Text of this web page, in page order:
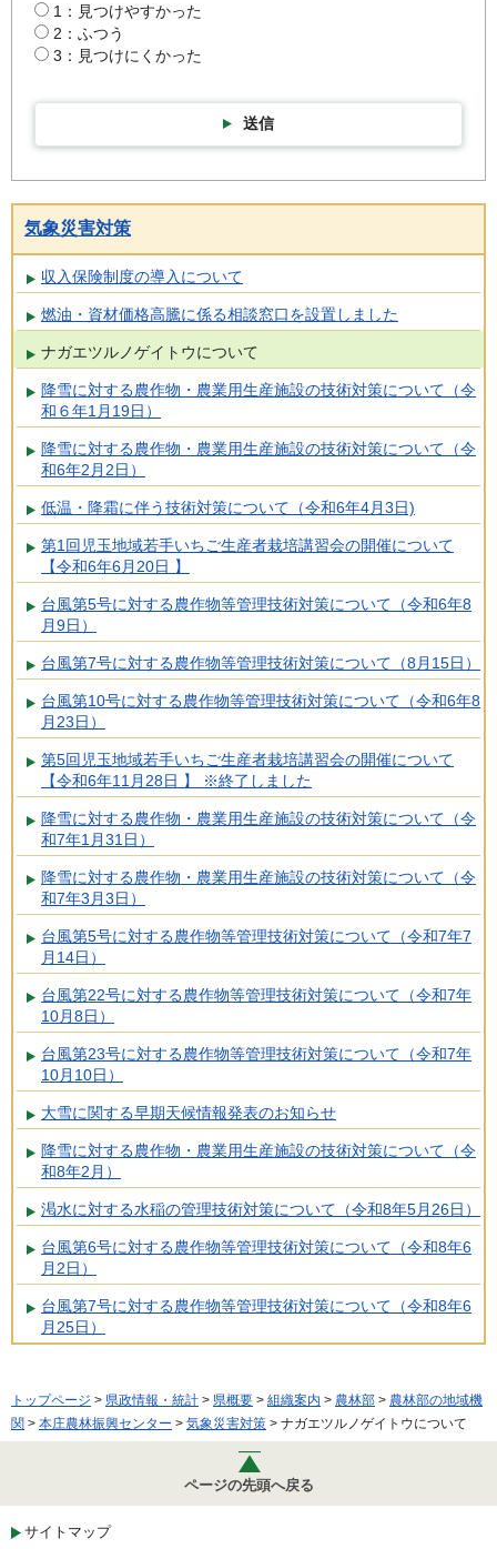
1：見つけやすかった
2：ふつう
3：見つけにくかった
送信
気象災害対策
収入保険制度の導入について
燃油・資材価格高騰に係る相談窓口を設置しました
ナガエツルノゲイトウについて
降雪に対する農作物・農業用生産施設の技術対策について（令
和６年1月19日）
降雪に対する農作物・農業用生産施設の技術対策について（令
和6年2月2日）
低温・降霜に伴う技術対策について（令和6年4月3日)
第1回児玉地域若手いちご生産者栽培講習会の開催について
【令和6年6月20日 】
台風第5号に対する農作物等管理技術対策について（令和6年8
月9日）
台風第7号に対する農作物等管理技術対策について（8月15日）
台風第10号に対する農作物等管理技術対策について（令和6年8
月23日）
第5回児玉地域若手いちご生産者栽培講習会の開催について
【令和6年11月28日 】 ※終了しました
降雪に対する農作物・農業用生産施設の技術対策について（令
和7年1月31日）
降雪に対する農作物・農業用生産施設の技術対策について（令
和7年3月3日）
台風第5号に対する農作物等管理技術対策について（令和7年7
月14日）
台風第22号に対する農作物等管理技術対策について（令和7年
10月8日）
台風第23号に対する農作物等管理技術対策について（令和7年
10月10日）
大雪に関する早期天候情報発表のお知らせ
降雪に対する農作物・農業用生産施設の技術対策について（令
和8年2月）
渇水に対する水稲の管理技術対策について（令和8年5月26日）
台風第6号に対する農作物等管理技術対策について（令和8年6
月2日）
台風第7号に対する農作物等管理技術対策について（令和8年6
月25日）
トップページ > 県政情報・統計 > 県概要 > 組織案内 > 農林部 > 農林部の地域機
関 > 本庄農林振興センター > 気象災害対策 > ナガエツルノゲイトウについて
ページの先頭へ戻る
サイトマップ